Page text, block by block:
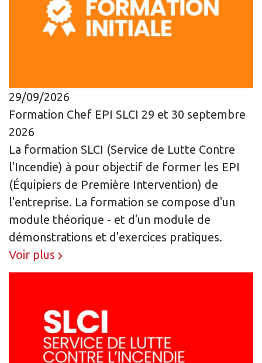
29/09/2026
Formation Chef EPI SLCI 29 et 30 septembre
2026
La formation SLCI (Service de Lutte Contre
l'Incendie) à pour objectif de former les EPI
(Équipiers de Première Intervention) de
l'entreprise. La formation se compose d'un
module théorique - et d'un module de
démonstrations et d'exercices pratiques.
Voir plus